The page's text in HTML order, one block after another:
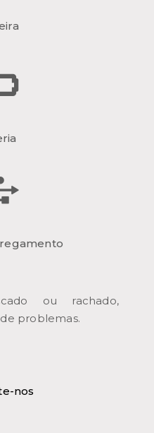
ou rachado,
problemas.
nos